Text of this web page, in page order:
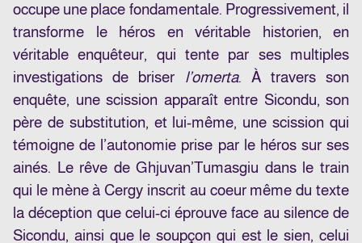
occupe une place fondamentale. Progressivement, il
transforme le héros en véritable historien, en
véritable enquêteur, qui tente par ses multiples
investigations de briser l’omerta. À travers son
enquête, une scission apparaît entre Sicondu, son
père de substitution, et lui-même, une scission qui
témoigne de l’autonomie prise par le héros sur ses
ainés. Le rêve de Ghjuvan’Tumasgiu dans le train
qui le mène à Cergy inscrit au coeur même du texte
la déception que celui-ci éprouve face au silence de
Sicondu, ainsi que le soupçon qui est le sien, celui